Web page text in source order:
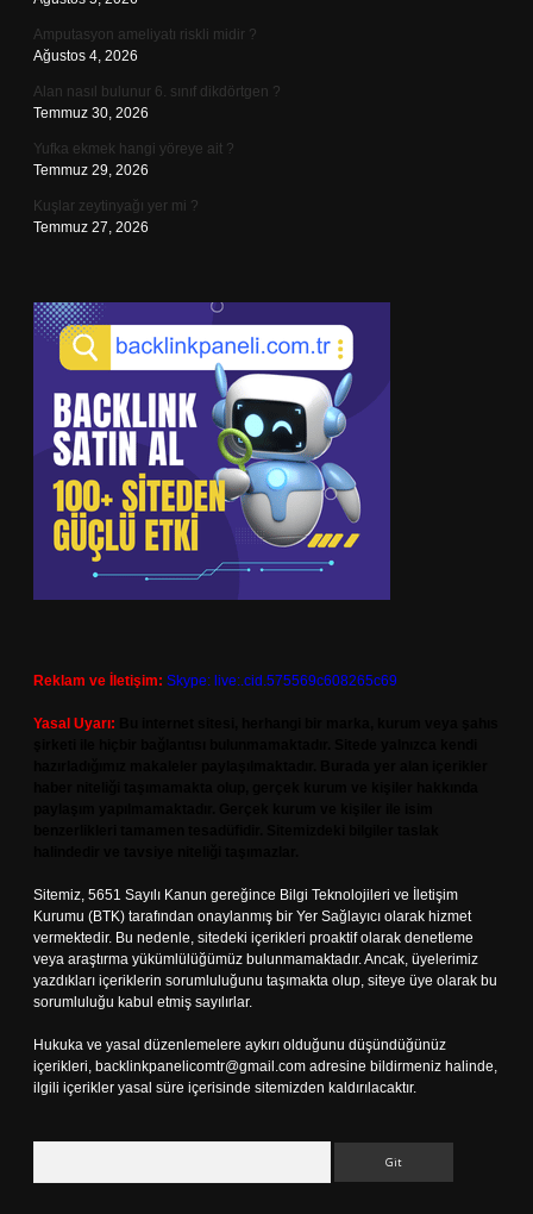
Amputasyon ameliyatı riskli midir ?
Ağustos 4, 2026
Alan nasıl bulunur 6. sınıf dikdörtgen ?
Temmuz 30, 2026
Yufka ekmek hangi yöreye ait ?
Temmuz 29, 2026
Kuşlar zeytinyağı yer mi ?
Temmuz 27, 2026
Reklam ve İletişim: Skype: live:.cid.575569c608265c69
Yasal Uyarı:
Sitemiz, 5651 Sayılı Kanun gereğince Bilgi Teknolojileri ve İletişim
Kurumu (BTK) tarafından onaylanmış bir Yer Sağlayıcı olarak hizmet
vermektedir. Bu nedenle, sitedeki içerikleri proaktif olarak denetleme
veya araştırma yükümlülüğümüz bulunmamaktadır. Ancak, üyelerimiz
yazdıkları içeriklerin sorumluluğunu taşımakta olup, siteye üye olarak bu
sorumluluğu kabul etmiş sayılırlar.
Hukuka ve yasal düzenlemelere aykırı olduğunu düşündüğünüz
içerikleri, backlinkpanelicomtr@gmail.com adresine bildirmeniz halinde,
ilgili içerikler yasal süre içerisinde sitemizden kaldırılacaktır.